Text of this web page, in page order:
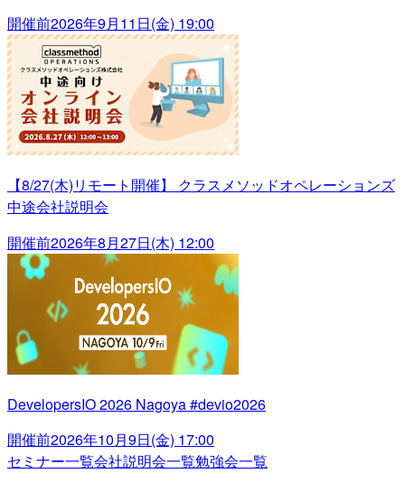
開催前2026年9月11日(金) 19:00
【8/27(木)リモート開催】 クラスメソッドオペレーションズ
中途会社説明会
開催前2026年8月27日(木) 12:00
DevelopersIO 2026 Nagoya #devio2026
開催前2026年10月9日(金) 17:00
セミナー一覧会社説明会一覧勉強会一覧